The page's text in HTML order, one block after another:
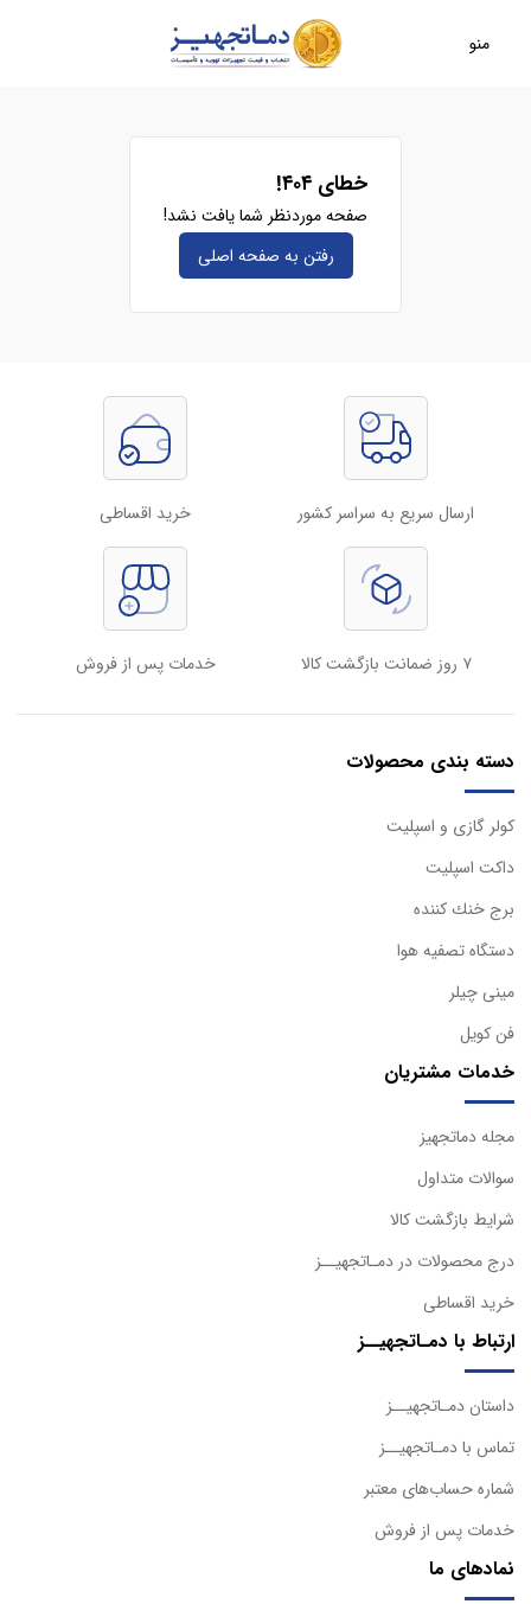
منو
خطای ۴۰۴!
صفحه موردنظر شما یافت نشد!
رفتن به صفحه‌ اصلی
ارسال سریع به سراسر کشور خرید اقساطی
۷ روز ضمانت بازگشت کالا خدمات پس از فروش
دسته بندی محصولات
كولر گازی و اسپليت
داكت اسپليت
برج خنك كننده
دستگاه تصفيه هوا
مینی چیلر
فن کویل
خدمات مشتریان
مجله دماتجهیز
سوالات متداول
شرایط بازگشت کالا
درج محصولات در دمـاتجهیــز
خرید اقساطی
ارتباط با دمـاتجهیــز
داستان دمـاتجهیــز
تماس با دمـاتجهیــز
شماره حساب‌های معتبر
خدمات پس از فروش
نمادهای ما